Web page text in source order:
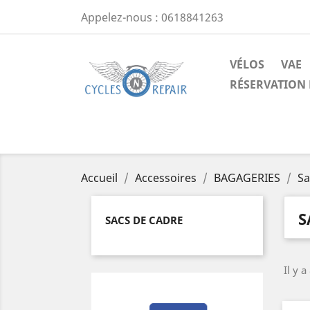
Appelez-nous : 0618841263
VÉLOS
VAE
Accueil Accessoires BAGAGERIES
SACS DE CADRE
Il y a